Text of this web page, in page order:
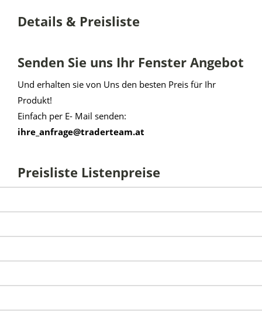
Details & Preisliste
Senden Sie uns Ihr Fenster Angebot
Und erhalten sie von Uns den besten Preis für Ihr
Produkt!
Einfach per E- Mail senden:
ihre_anfrage@traderteam.at
Preisliste Listenpreise